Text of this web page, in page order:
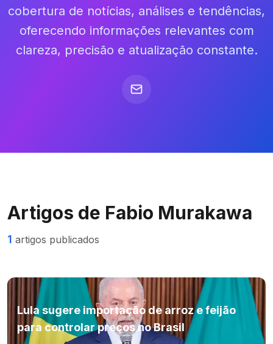
cobertura de notícias, análises e tendências,
oferecendo informações relevantes com
clareza, precisão e atualização constante.
Artigos de Fabio Murakawa
1 artigos publicados
Lula sugere importação de arroz e feijão
para controlar preços no Brasil